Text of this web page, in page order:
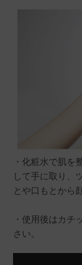
・化粧水で肌を
して手に取り、
とや口もとから
・使用後はカチ
さい。